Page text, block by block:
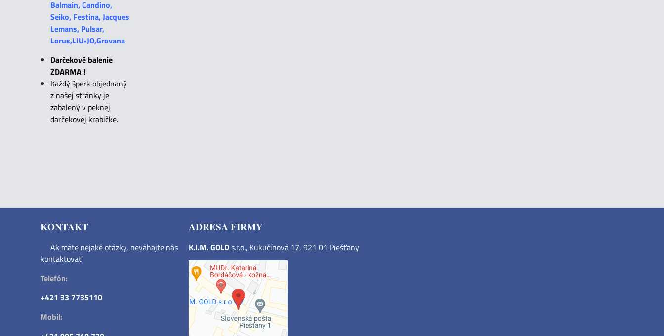
Balmain, Candino,
Seiko, Festina, Jacques
Lemans, Pulsar,
Lorus,LIU•JO,Grovana
Darčekové balenie
ZDARMA !
Každý šperk objednaný
z našej stránky je
zabalený v peknej
darčekovej krabičke.
KONTAKT
Ak máte nejaké otázky, neváhajte nás
kontaktovať
Telefón:
+421 33 7735110
Mobil:
ADRESA FIRMY
K.I.M. GOLDs.r.o., Kukučínová 17, 921 01 Piešťany